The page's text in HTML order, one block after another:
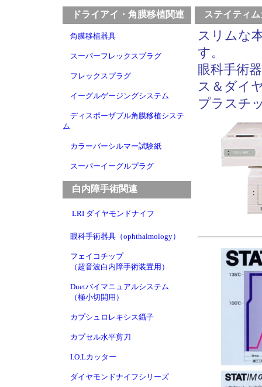
ドライアイ・角膜移植関連
角膜移植器具
スーパーフレックスプラグ
フレックスプラグ
イーグルゲージングシステム
ディスポーザブル角膜移植システ
ム
カラーバーシルマー試験紙
スーパーイーグルプラグ
白内障手術関連
LRI ダイヤモンドナイフ
眼科手術器具（ophthalmology）
フェイコチップ
（超音波白内障手術装置用）
Duetバイマニュアルシステム
（極小切開用）
カプシュロレキシス鑷子
カプセル水平剪刀
I.O.Lカッター
ダイヤモンドナイフシリーズ
ステイティム
スリムな
す。
眼科手術
ス＆ダイ
プラスチ